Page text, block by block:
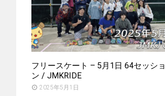
フリースケート – 5月1日 64セッショ
ン / JMKRIDE
2025年5月1日